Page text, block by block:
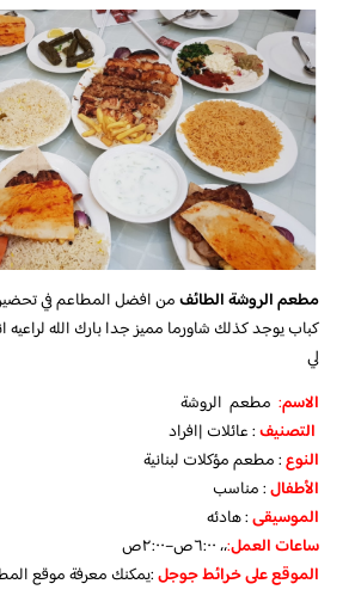
مطعم الروشة الطائفمن افضل المطاعم في
كباب يوجد كذلك شاورما مميز جدا بارك الله لراعيه
لي
الاسم: مطعم الروشة
التصنيف: عائلات |افراد
النوع: مطعم مؤكلات لبنانية
الأطفال: مناسب
الموسيقى: هادئه
ساعات العمل:،، ٦:٠٠ص–٢:٠٠ص
الموقععلى خرائطجوجل:يمكنك معرفة موقع